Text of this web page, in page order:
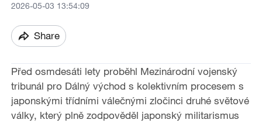
2026-05-03 13:54:09
Share
Před osmdesáti lety proběhl Mezinárodní vojenský
tribunál pro Dálný východ s kolektivním procesem s
japonskými třídními válečnými zločinci druhé světové
války, který plně zodpověděl japonský militarismus